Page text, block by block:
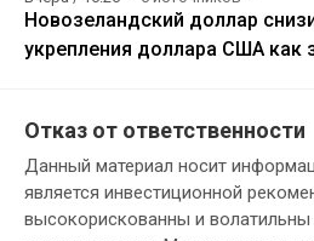
Новозеландский доллар
укрепления доллара США как
Отказ от ответственности
Данный материал носит
является инвестиционной
высокорискованны и